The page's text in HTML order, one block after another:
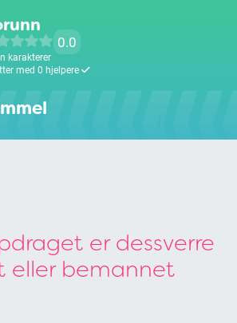
0.0
karakterer
med 0 hjelpere
er dessverre
eller bemannet